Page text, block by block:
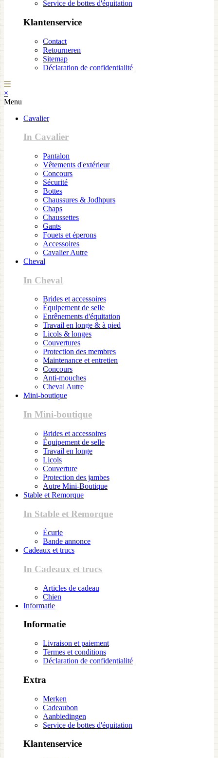
Service de bottes d'équitation
Klantenservice
Contact
Retourneren
Sitemap
Déclaration de confidentialité
×
Menu
Cavalier
In Cavalier
Pantalon
Vêtements d'extérieur
Concours
Sécurité
Bottes
Chaussures & Jodhpurs
Chaps
Chaussettes
Gants
Fouets et éperons
Accessoires
Cavalier Autre
Cheval
In Cheval
Brides et accessoires
Équipement de selle
Enrênements d'équitation
Travail en longe & à pied
Licols & longes
Couvertures
Protection des membres
Maintenance et entretien
Concours
Anti-mouches
Cheval Autre
Mini-boutique
In Mini-boutique
Brides et accessoires
Équipement de selle
Travail en longe
Licols
Couverture
Protection des jambes
Autre Mini-Boutique
Stable et Remorque
In Stable et Remorque
Écurie
Bande annonce
Cadeaux et trucs
In Cadeaux et trucs
Articles de cadeau
Chien
Informatie
Informatie
Livraison et paiement
Termes et conditions
Déclaration de confidentialité
Extra
Merken
Cadeaubon
Aanbiedingen
Service de bottes d'équitation
Klantenservice